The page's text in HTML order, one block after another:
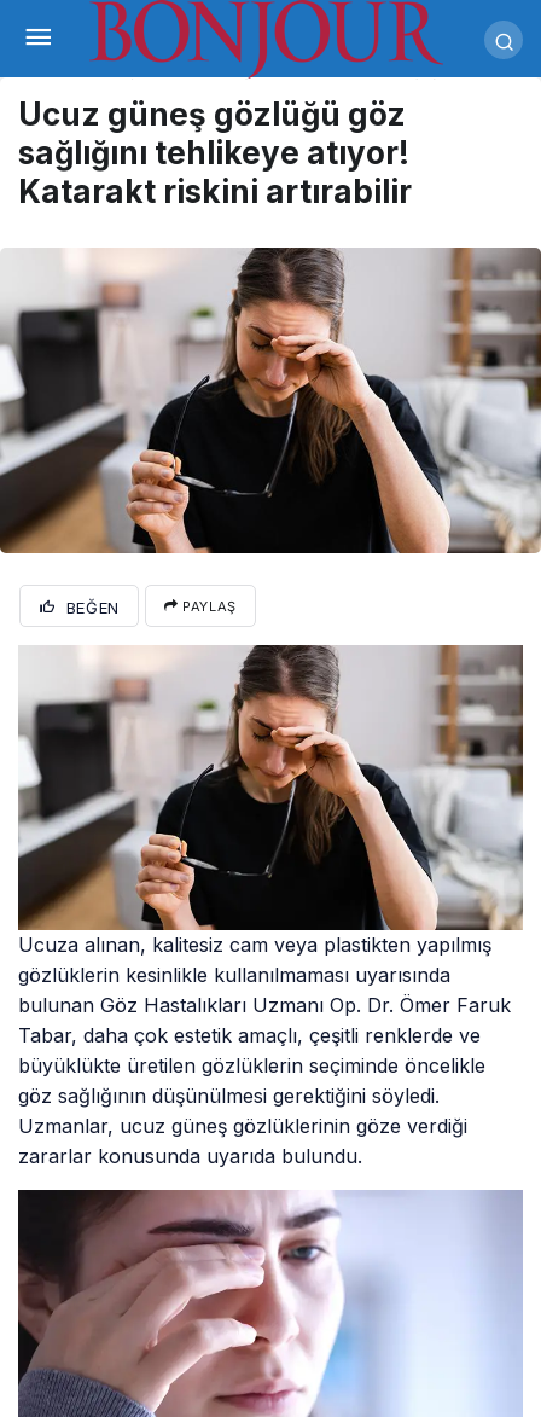
Ucuz güneş gözlüğü göz
sağlığını tehlikeye atıyor!
Katarakt riskini artırabilir
BEĞEN PAYLAŞ
Ucuza alınan, kalitesiz cam veya plastikten yapılmış
gözlüklerin kesinlikle kullanılmaması uyarısında
bulunan Göz Hastalıkları Uzmanı Op. Dr. Ömer Faruk
Tabar, daha çok estetik amaçlı, çeşitli renklerde ve
büyüklükte üretilen gözlüklerin seçiminde öncelikle
göz sağlığının düşünülmesi gerektiğini söyledi.
Uzmanlar, ucuz güneş gözlüklerinin göze verdiği
zararlar konusunda uyarıda bulundu.